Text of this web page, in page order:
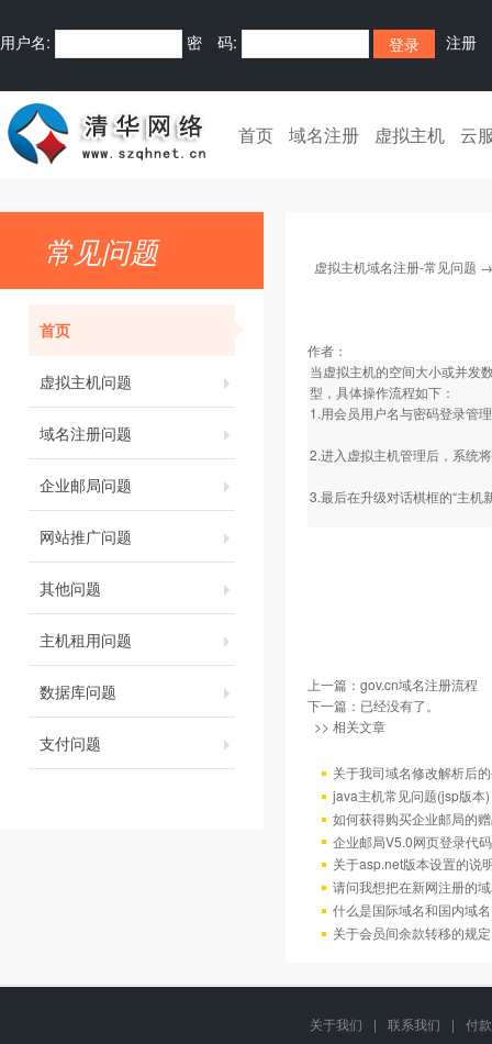
用户名: 密 码: 注册
首页 域名注册 虚拟主机 云
常见问题
首页
虚拟主机问题
域名注册问题
企业邮局问题
网站推广问题
其他问题
主机租用问题
数据库问题
支付问题
虚拟主机域名注册-常见问题
作者：
当虚拟主机的空间大小或并发
型，具体操作流程如下：
1.用会员用户名与密码登录管
2.进入虚拟主机管理后，系统
3.最后在升级对话棋框的“主机
上一篇： gov.cn域名注册流程
下一篇：已经没有了。
>> 相关文章
关于我司域名修改解析后
java主机常见问题(jsp版本)
如何获得购买企业邮局的
企业邮局V5.0网页登录代码
关于asp.net版本设置的说
请问我想把在新网注册的
什么是国际域名和国内域
关于会员间余款转移的规定
关于我们 | 联系我们 |
付